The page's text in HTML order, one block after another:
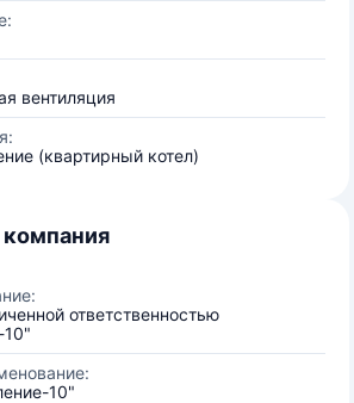
вентиляция
(квартирный котел)
ответственностью
10"